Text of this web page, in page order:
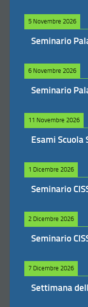
5 Novembre 2026
Seminario
6 Novembre 2026
Seminario
11 Novembre 2026
Esami Scuola
1 Dicembre 2026
Seminario
2 Dicembre 2026
Seminario
7 Dicembre 2026
Settimana